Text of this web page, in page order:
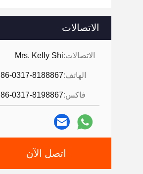
الاتصالات
الاتصالات:Mrs. Kelly Shi
الهاتف:86-0317-8188867
فاكس:86-0317-8198867
اتصل الآن